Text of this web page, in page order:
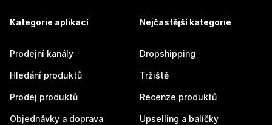
Kategorie aplikací
Prodejní kanály
Hledání produktů
Prodej produktů
Objednávky a doprava
Nejčastější kategorie
Dropshipping
Tržiště
Recenze produktů
Upselling a balíčky